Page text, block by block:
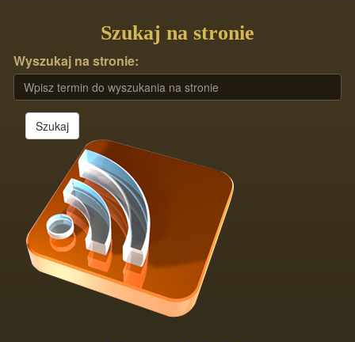
Szukaj na stronie
Wyszukaj na stronie:
Szukaj